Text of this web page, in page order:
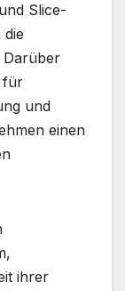
Slice-
Darüber
für
und
einen
ihrer